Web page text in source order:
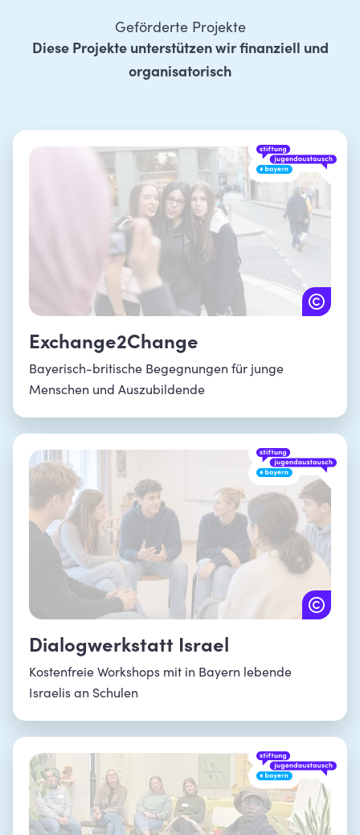
Geförderte Projekte
Diese Projekte unterstützen wir finanziell und
organisatorisch
Exchange2Change
Bayerisch-britische Begegnungen für junge
Menschen und Auszubildende
Dialogwerkstatt Israel
Kostenfreie Workshops mit in Bayern lebende
Israelis an Schulen